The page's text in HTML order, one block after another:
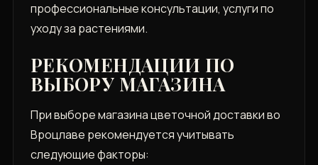
профессиональные консультации, услуги по
уходу за растениями.
РЕКОМЕНДАЦИИ ПО
ВЫБОРУ МАГАЗИНА
При выборе магазина цветочной доставки во
Вроцлаве рекомендуется учитывать
следующие факторы: